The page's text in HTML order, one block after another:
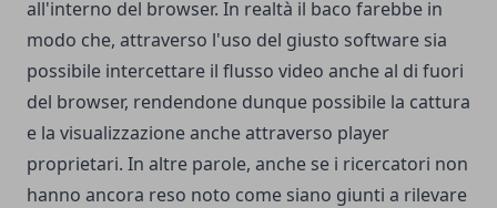
all'interno del browser. In realtà il baco farebbe in
modo che, attraverso l'uso del giusto software sia
possibile intercettare il flusso video anche al di fuori
del browser, rendendone dunque possibile la cattura
e la visualizzazione anche attraverso player
proprietari. In altre parole, anche se i ricercatori non
hanno ancora reso noto come siano giunti a rilevare